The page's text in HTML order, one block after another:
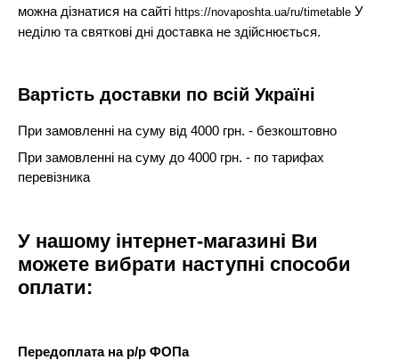
можна дізнатися на сайтіhttps://novaposhta.ua/ru/timetable У
неділю та святкові дні доставка не здійснюється.
Вартість доставки по всій Україні
При замовленні на суму від 4000 грн. - безкоштовно
При замовленні на суму до 4000 грн. - по тарифах
перевізника
У нашому інтернет-магазині Ви
можете вибрати наступні способи
оплати:
Передоплата на р/р ФОПа